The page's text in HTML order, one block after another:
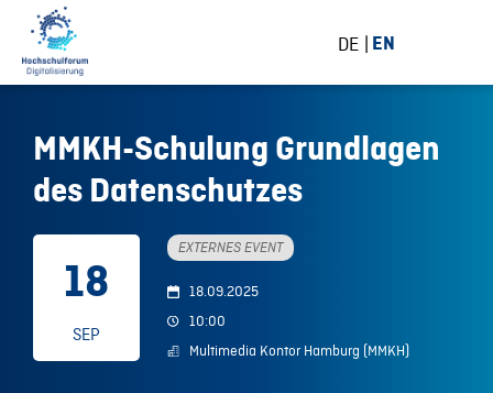
DE EN
MMKH-Schulung Grundlagen
des Datenschutzes
18
SEP
EXTERNES EVENT
18.09.2025
10:00
Multimedia Kontor Hamburg (MMKH)